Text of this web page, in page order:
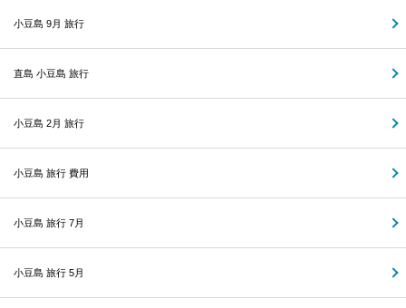
小豆島 9月 旅行
直島 小豆島 旅行
小豆島 2月 旅行
小豆島 旅行 費用
小豆島 旅行 7月
小豆島 旅行 5月